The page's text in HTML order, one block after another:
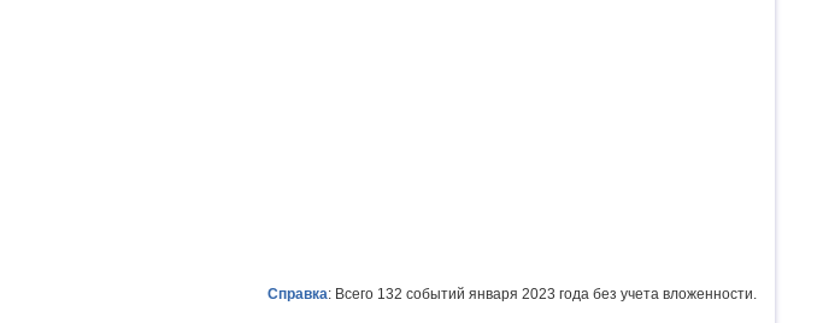
Справка: Всего 132 событий января 2023 года без учета вложенности.